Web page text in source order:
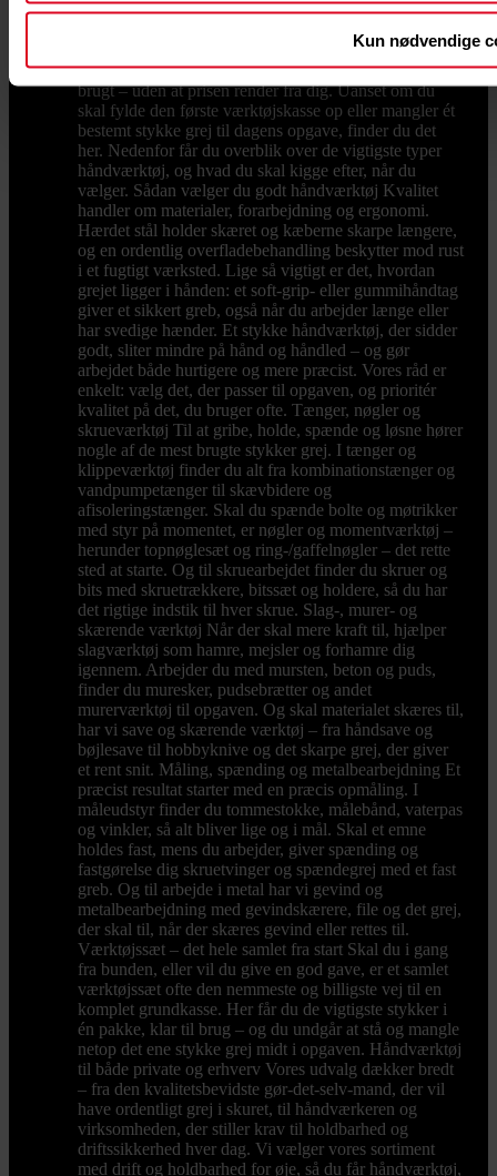
Kun nødvendige
en central del af vores samlede udvalg af værktøj, og
hos Primus Danmark har vi leveret grej til både private
og erhverv siden 2002, og vi har samlet et bredt udvalg
af håndværktøj i en kvalitet, der kan holde til at blive
brugt – uden at prisen render fra dig. Uanset om du
skal fylde den første værktøjskasse op eller mangler ét
bestemt stykke grej til dagens opgave, finder du det
her. Nedenfor får du overblik over de vigtigste typer
håndværktøj, og hvad du skal kigge efter, når du
vælger. Sådan vælger du godt håndværktøj Kvalitet
handler om materialer, forarbejdning og ergonomi.
Hærdet stål holder skæret og kæberne skarpe længere,
og en ordentlig overfladebehandling beskytter mod rust
i et fugtigt værksted. Lige så vigtigt er det, hvordan
grejet ligger i hånden: et soft-grip- eller gummihåndtag
giver et sikkert greb, også når du arbejder længe eller
har svedige hænder. Et stykke håndværktøj, der sidder
godt, sliter mindre på hånd og håndled – og gør
arbejdet både hurtigere og mere præcist. Vores råd er
enkelt: vælg det, der passer til opgaven, og prioritér
kvalitet på det, du bruger ofte. Tænger, nøgler og
skrueværktøj Til at gribe, holde, spænde og løsne hører
nogle af de mest brugte stykker grej. I tænger og
klippeværktøj finder du alt fra kombinationstænger og
vandpumpetænger til skævbidere og
afisoleringstænger. Skal du spænde bolte og møtrikker
med styr på momentet, er nøgler og momentværktøj –
herunder topnøglesæt og ring-/gaffelnøgler – det rette
sted at starte. Og til skruearbejdet finder du skruer og
bits med skruetrækkere, bitssæt og holdere, så du har
det rigtige indstik til hver skrue. Slag-, murer- og
skærende værktøj Når der skal mere kraft til, hjælper
slagværktøj som hamre, mejsler og forhamre dig
igennem. Arbejder du med mursten, beton og puds,
finder du muresker, pudsebrætter og andet
murerværktøj til opgaven. Og skal materialet skæres til,
har vi save og skærende værktøj – fra håndsave og
bøjlesave til hobbyknive og det skarpe grej, der giver
et rent snit. Måling, spænding og metalbearbejdning Et
præcist resultat starter med en præcis opmåling. I
måleudstyr finder du tommestokke, målebånd, vaterpas
og vinkler, så alt bliver lige og i mål. Skal et emne
holdes fast, mens du arbejder, giver spænding og
fastgørelse dig skruetvinger og spændegrej med et fast
greb. Og til arbejde i metal har vi gevind og
metalbearbejdning med gevindskærere, file og det grej,
der skal til, når der skæres gevind eller rettes til.
Værktøjssæt – det hele samlet fra start Skal du i gang
fra bunden, eller vil du give en god gave, er et samlet
værktøjssæt ofte den nemmeste og billigste vej til en
komplet grundkasse. Her får du de vigtigste stykker i
én pakke, klar til brug – og du undgår at stå og mangle
netop det ene stykke grej midt i opgaven. Håndværktøj
til både private og erhverv Vores udvalg dækker bredt
– fra den kvalitetsbevidste gør-det-selv-mand, der vil
have ordentligt grej i skuret, til håndværkeren og
virksomheden, der stiller krav til holdbarhed og
driftssikkerhed hver dag. Vi vælger vores sortiment
med drift og holdbarhed for øje, så du får håndværktøj,